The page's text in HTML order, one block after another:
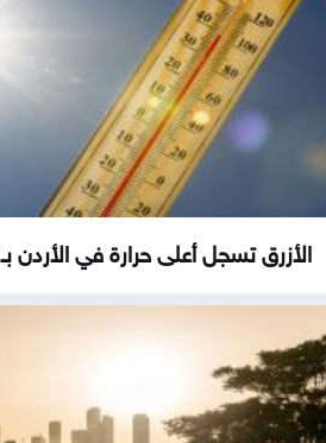
الأزرق تسجل أعلى حرارة في الأردن بـ45.1 درجة